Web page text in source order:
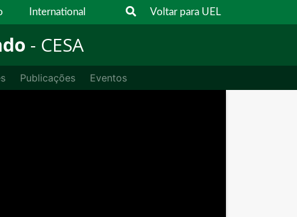
International Voltar para UEL
- CESA
Publicações Eventos